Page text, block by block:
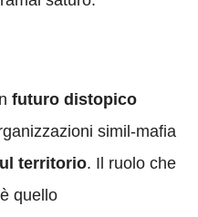
futuro distopico
simil-mafia
territorio. Il ruolo che
quello